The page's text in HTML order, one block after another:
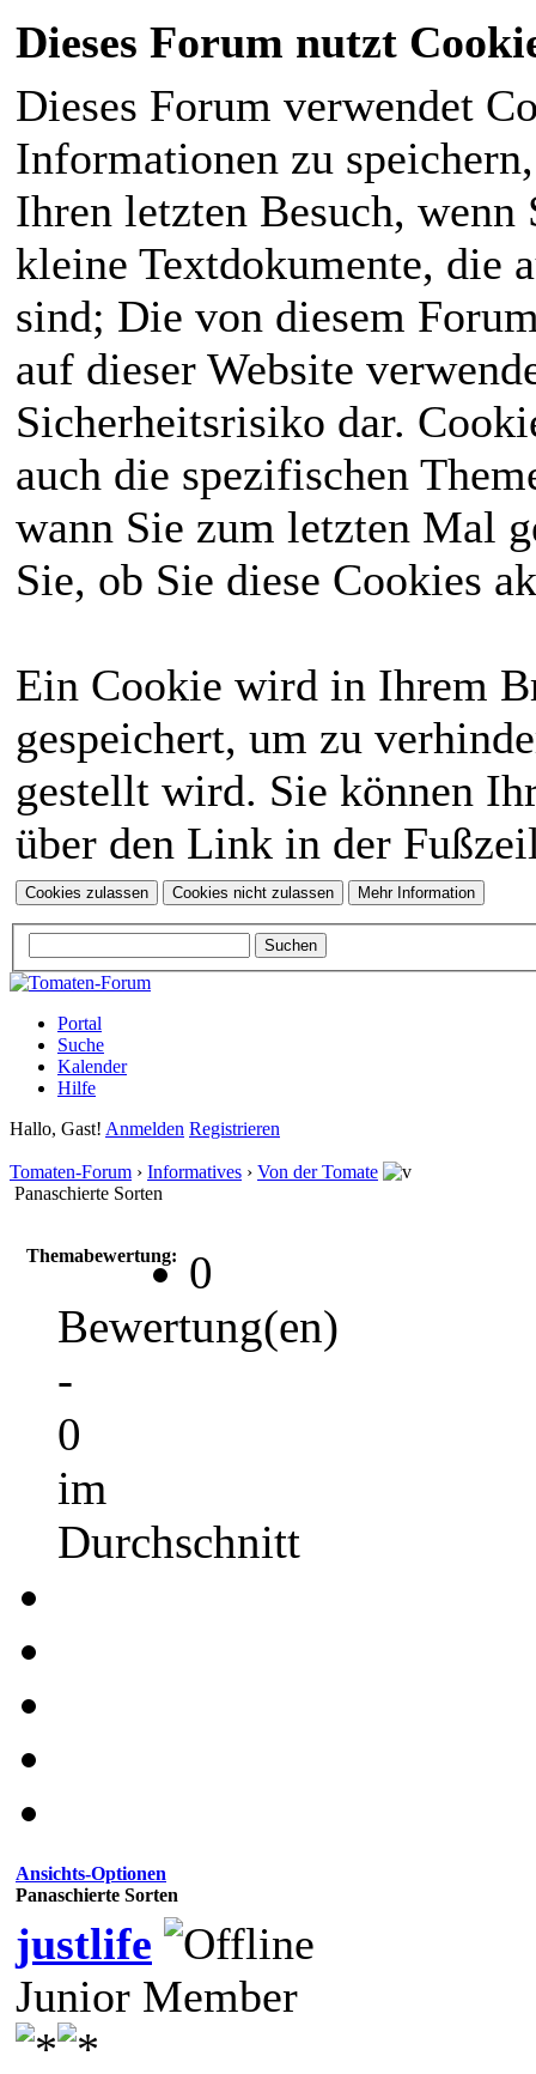
Dieses Forum nutzt
Dieses Forum verwendet
Informationen zu
Ihren letzten Besuch,
kleine Textdokumente, die
sind; Die von diesem
auf dieser Website
Sicherheitsrisiko dar.
auch die spezifischen
wann Sie zum letzten Mal
Sie, ob Sie diese Cookies
Ein Cookie wird in Ihrem
gespeichert, um zu
gestellt wird. Sie können
über den Link in der
Portal
Suche
Kalender
Hilfe
Hallo, Gast! Anmelden Registrieren
Tomaten-Forum › Informatives › Von der Tomate
Panaschierte Sorten
Themabewertung:
0
Bewertung(en)
-
0
im
Durchschnitt
Ansichts-Optionen
Panaschierte Sorten
justlife
Junior Member